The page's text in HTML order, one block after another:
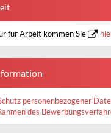
für Arbeit kommen Sie
personenbezogener
des